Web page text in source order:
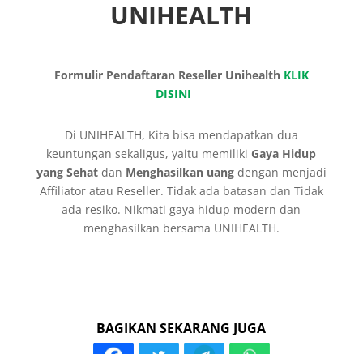
UNIHEALTH
Formulir Pendaftaran Reseller Unihealth KLIK
DISINI
Di UNIHEALTH, Kita bisa mendapatkan dua
keuntungan sekaligus, yaitu memiliki Gaya Hidup
yang Sehatdan Menghasilkan uangdengan menjadi
Affiliator atau Reseller. Tidak ada batasan dan Tidak
ada resiko. Nikmati gaya hidup modern dan
menghasilkan bersama UNIHEALTH.
BAGIKAN SEKARANG JUGA